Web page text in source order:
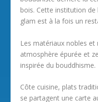
bois. Cette institution
glam est à la fois un
Les matériaux nobles
atmosphère épurée et
inspirée du bouddhisme.
Côte cuisine, plats
se partagent une carte